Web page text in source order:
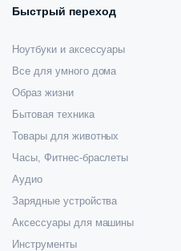
Быстрый переход
Ноутбуки и аксессуары
Все для умного дома
Образ жизни
Бытовая техника
Товары для животных
Часы, Фитнес-браслеты
Аудио
Зарядные устройства
Аксессуары для машины
Инструменты